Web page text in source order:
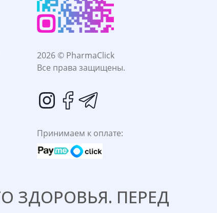
2026 © PharmaClick
Все права защищены.
Принимаем к оплате:
ЗДОРОВЬЯ. ПЕРЕД